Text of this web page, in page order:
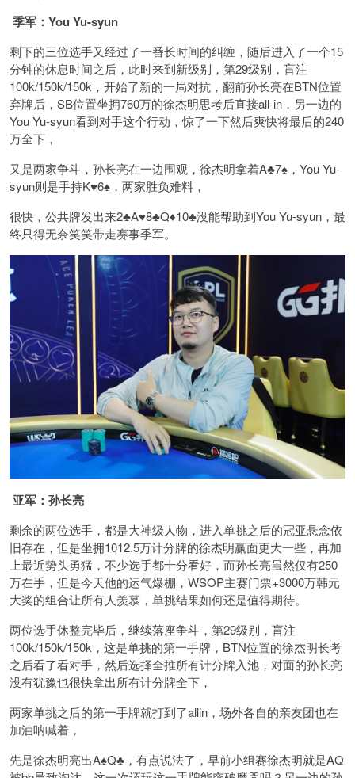
季军：You Yu-syun
剩下的三位选手又经过了一番长时间的纠缠，随后进入了一个15
分钟的休息时间之后，此时来到新级别，第29级别，盲注
100k/150k/150k，开始了新的一局对抗，翻前孙长亮在BTN位置
弃牌后，SB位置坐拥760万的徐杰明思考后直接all-in，另一边的
You Yu-syun看到对手这个行动，惊了一下然后爽快将最后的240
万全下，
又是两家争斗，孙长亮在一边围观，徐杰明拿着A♣️7♠️，You Yu-
syun则是手持K♥️6♠️，两家胜负难料，
很快，公共牌发出来2♣️A♥️8♣️Q♦️10♣️没能帮助到You Yu-syun，最
终只得无奈笑笑带走赛事季军。
亚军：孙长亮
剩余的两位选手，都是大神级人物，进入单挑之后的冠亚悬念依
旧存在，但是坐拥1012.5万计分牌的徐杰明赢面更大一些，再加
上最近势头勇猛，不少选手都十分看好，而孙长亮虽然仅有250
万在手，但是今天他的运气爆棚，WSOP主赛门票+3000万韩元
大奖的组合让所有人羡慕，单挑结果如何还是值得期待。
两位选手休整完毕后，继续落座争斗，第29级别，盲注
100k/150k/150k，这是单挑的第一手牌，BTN位置的徐杰明长考
之后看了看对手，然后选择全推所有计分牌入池，对面的孙长亮
没有犹豫也很快拿出所有计分牌全下，
两家单挑之后的第一手牌就打到了allin，场外各自的亲友团也在
加油呐喊着，
先是徐杰明亮出A♠️Q♣️，有点说法了，早前小组赛徐杰明就是AQ